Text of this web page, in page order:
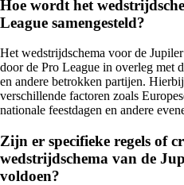
Hoe wordt het
League samengesteld?
Het wedstrijdschema voor de
door de Pro League in overleg met
en andere betrokken partijen.
verschillende factoren zoals
nationale feestdagen en andere
Zijn er specifieke regels of
wedstrijdschema van de
voldoen?